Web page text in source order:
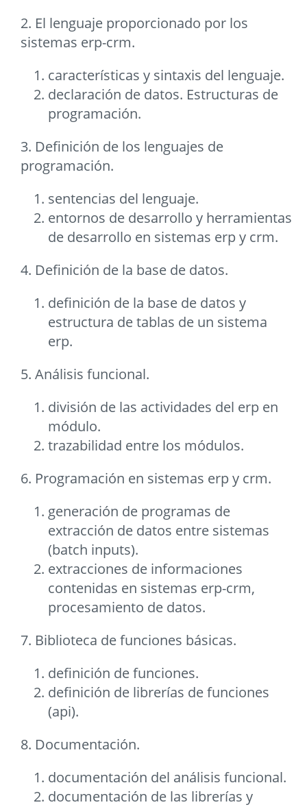
2. El lenguaje proporcionado por los
sistemas erp-crm.
características y sintaxis del lenguaje.
declaración de datos. Estructuras de
programación.
3. Definición de los lenguajes de
programación.
sentencias del lenguaje.
entornos de desarrollo y herramientas
de desarrollo en sistemas erp y crm.
4. Definición de la base de datos.
definición de la base de datos y
estructura de tablas de un sistema
erp.
5. Análisis funcional.
división de las actividades del erp en
módulo.
trazabilidad entre los módulos.
6. Programación en sistemas erp y crm.
generación de programas de
extracción de datos entre sistemas
(batch inputs).
extracciones de informaciones
contenidas en sistemas erp-crm,
procesamiento de datos.
7. Biblioteca de funciones básicas.
definición de funciones.
definición de librerías de funciones
(api).
8. Documentación.
documentación del análisis funcional.
documentación de las librerías y